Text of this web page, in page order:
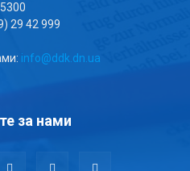
29 42 999
info@ddk.dn.ua
за нами